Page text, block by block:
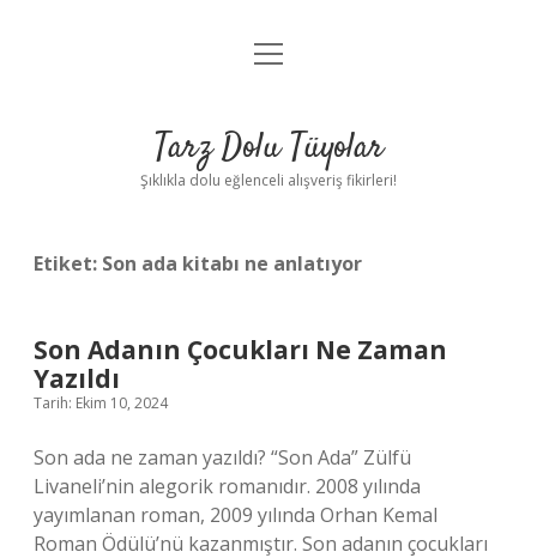
Anasayfa
Yasal Uyarı
menüyü
Tarz Dolu Tüyolar
Şıklıkla dolu eğlenceli alışveriş fikirleri!
Etiket: Son ada kitabı ne anlatıyor
Son Adanın Çocukları Ne Zaman
Yazıldı
Tarih: Ekim 10, 2024
Son ada ne zaman yazıldı? “Son Ada” Zülfü
Livaneli’nin alegorik romanıdır. 2008 yılında
yayımlanan roman, 2009 yılında Orhan Kemal
Roman Ödülü’nü kazanmıştır. Son adanın çocukları